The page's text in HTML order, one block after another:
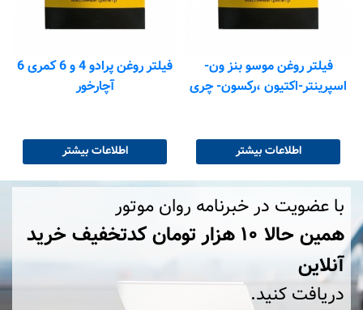
فیلتر روغن موسو بنز ون-
اسپرینتر-اکتیون ،رکسون- چری
اطلاعات بیشتر
فیلتر روغن پرادو 4 و 6 کمری 6
آچارخور
اطلاعات بیشتر
با عضویت در خبرنامه روان موتور
همین حالا ۱۰ هزار تومان کد‌تخفیف خرید
آنلاین
دریافت کنید.